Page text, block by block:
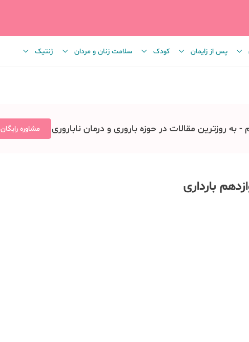
پس از زایمان کودک سلامت زنان و مردان ژنتیک
- به روزترین مقالات در حوزه باروری و درمان ناباروری مشاوره رایگان
بارداری